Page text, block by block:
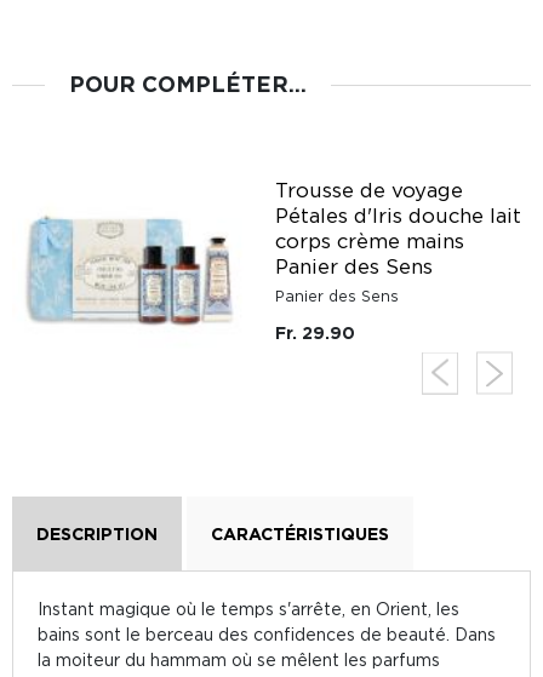
POUR COMPLÉTER...
Trousse de voyage
Pétales d'Iris douche lait
corps crème mains
Panier des Sens
Panier des Sens
Fr. 29.90
DESCRIPTION CARACTÉRISTIQUES
Instant magique où le temps s'arrête, en Orient, les
bains sont le berceau des confidences de beauté. Dans
la moiteur du hammam où se mêlent les parfums